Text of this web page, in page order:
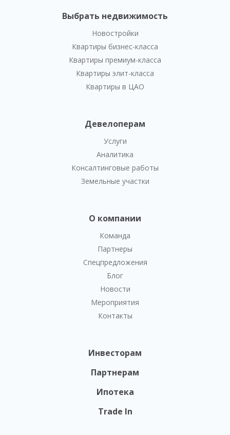
Выбрать недвижимость
Новостройки
Квартиры бизнес-класса
Квартиры премиум-класса
Квартиры элит-класса
Квартиры в ЦАО
Девелоперам
Услуги
Аналитика
Консалтинговые работы
Земельные участки
О компании
Команда
Партнеры
Спецпредложения
Блог
Новости
Мероприятия
Контакты
Инвесторам
Партнерам
Ипотека
Trade In